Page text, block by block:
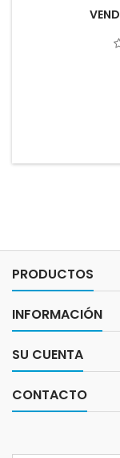
PRODUCTOS
INFORMACIÓN
SU CUENTA
CONTACTO